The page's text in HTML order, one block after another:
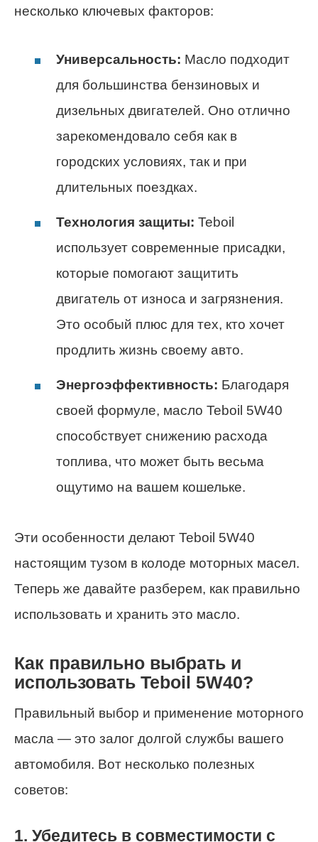
несколько ключевых факторов:
Универсальность: Масло подходит
для большинства бензиновых и
дизельных двигателей. Оно отлично
зарекомендовало себя как в
городских условиях, так и при
длительных поездках.
Технология защиты: Teboil
использует современные присадки,
которые помогают защитить
двигатель от износа и загрязнения.
Это особый плюс для тех, кто хочет
продлить жизнь своему авто.
Энергоэффективность: Благодаря
своей формуле, масло Teboil 5W40
способствует снижению расхода
топлива, что может быть весьма
ощутимо на вашем кошельке.
Эти особенности делают Teboil 5W40
настоящим тузом в колоде моторных масел.
Теперь же давайте разберем, как правильно
использовать и хранить это масло.
Как правильно выбрать и
использовать Teboil 5W40?
Правильный выбор и применение моторного
масла — это залог долгой службы вашего
автомобиля. Вот несколько полезных
советов:
1. Убедитесь в совместимости с